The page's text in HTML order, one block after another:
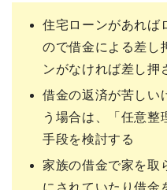
住宅ローンがあれば
ので借金による差し
ンがなければ差し押
借金の返済が苦しい
う場合は、「任意整
手段を検討する
家族の借金で家を取
にされていたり借金